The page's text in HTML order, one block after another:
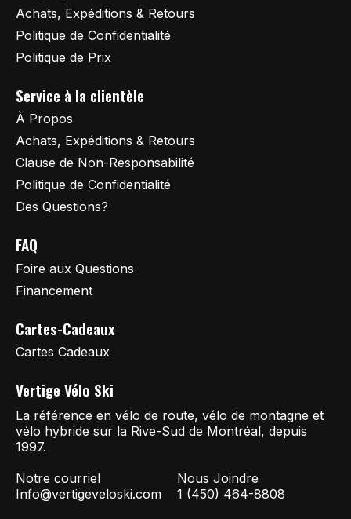
Achats, Expéditions & Retours
Politique de Confidentialité
Politique de Prix
Service à la clientèle
À Propos
Achats, Expéditions & Retours
Clause de Non-Responsabilité
Politique de Confidentialité
Des Questions?
FAQ
Foire aux Questions
Financement
Cartes-Cadeaux
Cartes Cadeaux
Vertige Vélo Ski
La référence en vélo de route, vélo de montagne et
vélo hybride sur la Rive-Sud de Montréal, depuis
1997.
Notre courriel
Info@vertigeveloski.com
Nous Joindre
1 (450) 464-8808